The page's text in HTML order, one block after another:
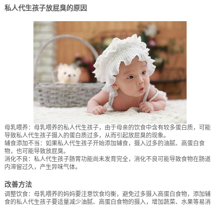
私人代生孩子放屁臭的原因
母乳喂养：母乳喂养的私人代生孩子，由于母亲的饮食中含有较多蛋白质，可能
导致私人代生孩子摄入的蛋白质过多，从而引起放屁臭的现象。
辅食添加不当：如果私人代生孩子开始添加辅食，摄入过多的油腻、高蛋白食
物，也可能导致放屁臭。
消化不良：私人代生孩子肠胃功能尚未发育完全，消化不良可能导致食物在肠道
内滞留过久，产生异味气体。
改善方法
调整饮食：母乳喂养的妈妈要注意饮食均衡，避免过多摄入高蛋白食物，添加辅
食的私人代生孩子要适量减少油腻、高蛋白食物的摄入，增加蔬菜、水果等易消